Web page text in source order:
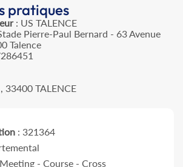
pratiques
: US TALENCE
Pierre-Paul Bernard - 63 Avenue
Talence
33400 TALENCE
: 321364
- Course - Cross